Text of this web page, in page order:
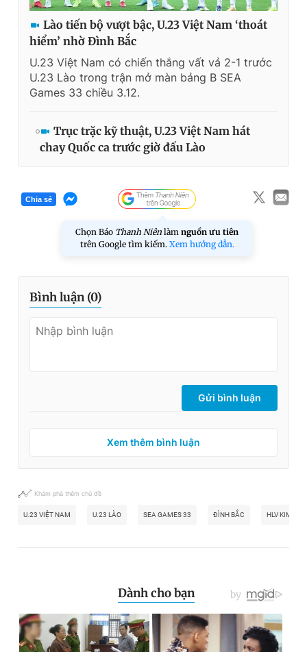
Lào tiến bộ vượt bậc, U.23 Việt Nam ‘thoát
hiểm’ nhờ Đình Bắc
U.23 Việt Nam có chiến thắng vất vả 2-1 trước
U.23 Lào trong trận mở màn bảng B SEA
Games 33 chiều 3.12.
Trục trặc kỹ thuật, U.23 Việt Nam hát
chay Quốc ca trước giờ đấu Lào
Chia sẻ
Chọn Báo Thanh Niên làm nguồn ưu tiên
trên Google tìm kiếm. Xem hướng dẫn.
Bình luận (0)
Gửi bình luận
Xem thêm bình luận
Khám phá thêm chủ đề
U.23 VIỆT NAM U.23 LÀO SEA GAMES 33 ĐÌNH BẮC HLV KIM